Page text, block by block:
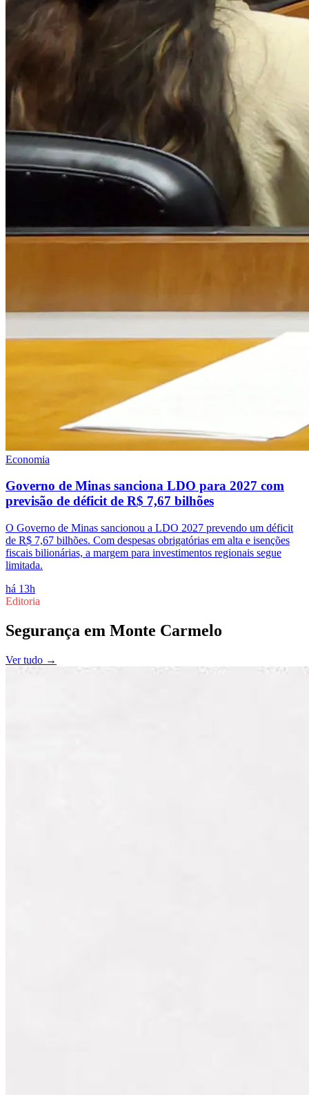
Economia
Governo de Minas sanciona LDO para 2027 com
previsão de déficit de R$ 7,67 bilhões
O Governo de Minas sancionou a LDO 2027 prevendo um déficit
de R$ 7,67 bilhões. Com despesas obrigatórias em alta e isenções
fiscais bilionárias, a margem para investimentos regionais segue
limitada.
há 13h
Editoria
Segurança em Monte Carmelo
Ver tudo →